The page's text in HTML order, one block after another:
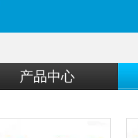
产品中心